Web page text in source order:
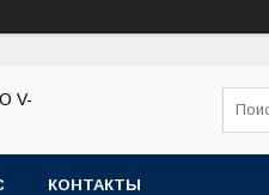
V-
КОНТАКТЫ